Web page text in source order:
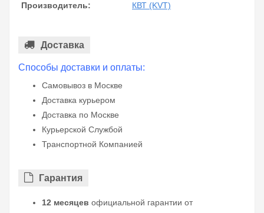
Производитель: КВТ (KVT)
Доставка
Способы доставки и оплаты:
Самовывоз в Москве
Доставка курьером
Доставка по Москве
Курьерской Службой
Транспортной Компанией
Гарантия
12 месяцев официальной гарантии от